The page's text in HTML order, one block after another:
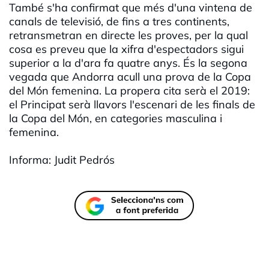
També s'ha confirmat que més d'una vintena de
canals de televisió, de fins a tres continents,
retransmetran en directe les proves, per la qual
cosa es preveu que la xifra d'espectadors sigui
superior a la d'ara fa quatre anys. És la segona
vegada que Andorra acull una prova de la Copa
del Món femenina. La propera cita serà el 2019:
el Principat serà llavors l'escenari de les finals de
la Copa del Món, en categories masculina i
femenina.
Informa: Judit Pedrós